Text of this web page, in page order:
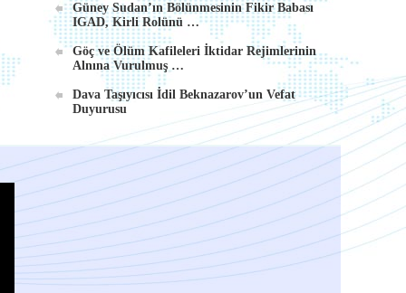
Güney Sudan’ın Bölünmesinin Fikir Babası
IGAD, Kirli Rolünü …
Göç ve Ölüm Kafileleri İktidar Rejimlerinin
Alnına Vurulmuş …
Dava Taşıyıcısı İdil Beknazarov’un Vefat
Duyurusu